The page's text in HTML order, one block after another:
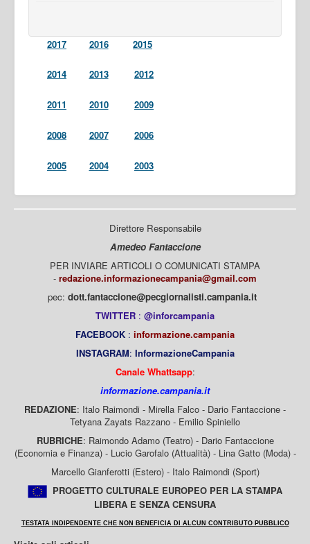
2017 2016 2015
2014 2013 2012
2011 2010 2009
2008 2007 2006
2005 2004 2003
Direttore Responsabile
Amedeo Fantaccione
PER INVIARE ARTICOLI O COMUNICATI STAMPA
- redazione.informazionecampania@gmail.com
pec: dott.fantaccione@pecgiornalisti.campania.it
TWITTER : @inforcampania
FACEBOOK : informazione.campania
INSTAGRAM: InformazioneCampania
Canale Whattsapp:
informazione.campania.it
REDAZIONE: Italo Raimondi - Mirella Falco - Dario Fantaccione -
Tetyana Zayats Razzano - Emilio Spiniello
RUBRICHE: Raimondo Adamo (Teatro) - Dario Fantaccione
(Economia e Finanza) - Lucio Garofalo (Attualità) - Lina Gatto (Moda) -
Marcello Gianferotti (Estero) - Italo Raimondi (Sport)
PROGETTO CULTURALE EUROPEO PER LA STAMPA
LIBERA E SENZA CENSURA
TESTATA INDIPENDENTE CHE NON BENEFICIA DI ALCUN CONTRIBUTO PUBBLICO